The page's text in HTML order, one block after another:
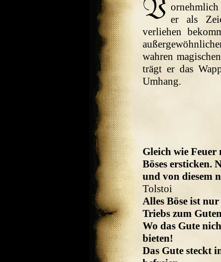
ornehmlich
er als
verliehen
wahren
trägt er das
Umhang.
Gleich wie Feuer
Böses ersticken.
und von diesem
Tolstoi
Alles Böse ist
Triebs zum
Wo das Gute
bieten!
Das Gute steckt